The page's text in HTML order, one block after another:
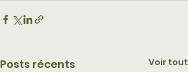
Posts récents Voir tout